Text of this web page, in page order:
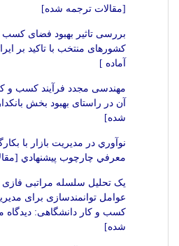
[مقالات ترجمه شده]
بررسی تاثیر بهبود فضای کسب
آماده ]
مهندسی مجدد فرآیند کسب و
آن در راستای بهبود بخش
شده]
نوآوري در مديريت بازار با
معرفي چارچوب پيشنهادي
یک تحلیل سلسله‏ مراتبی فازی
عوامل توانمندسازی برای
کسب و کار دانشگاهی: دیدگاه
شده]